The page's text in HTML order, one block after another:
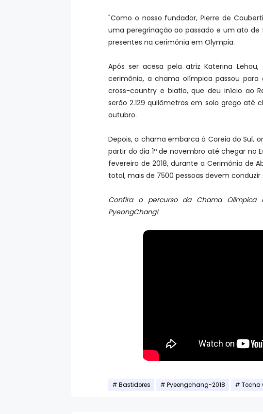
"Como o nosso fundador, Pierre de
uma peregrinação ao passado e um ato
presentes na cerimônia em Olympia.
Após ser acesa pela atriz Katerina
cerimônia, a chama olímpica passou para
cross-country e biatlo, que deu início ao
serão 2.129 quilômetros em solo grego até
outubro.
Depois, a chama embarca à Coreia do Sul,
partir do dia 1º de novembro até chegar no
fevereiro de 2018, durante a Cerimônia de
total, mais de 7500 pessoas devem
Confira o percurso da Chama
PyeongChang!
Bastidores Pyeongchang-2018 Tocha